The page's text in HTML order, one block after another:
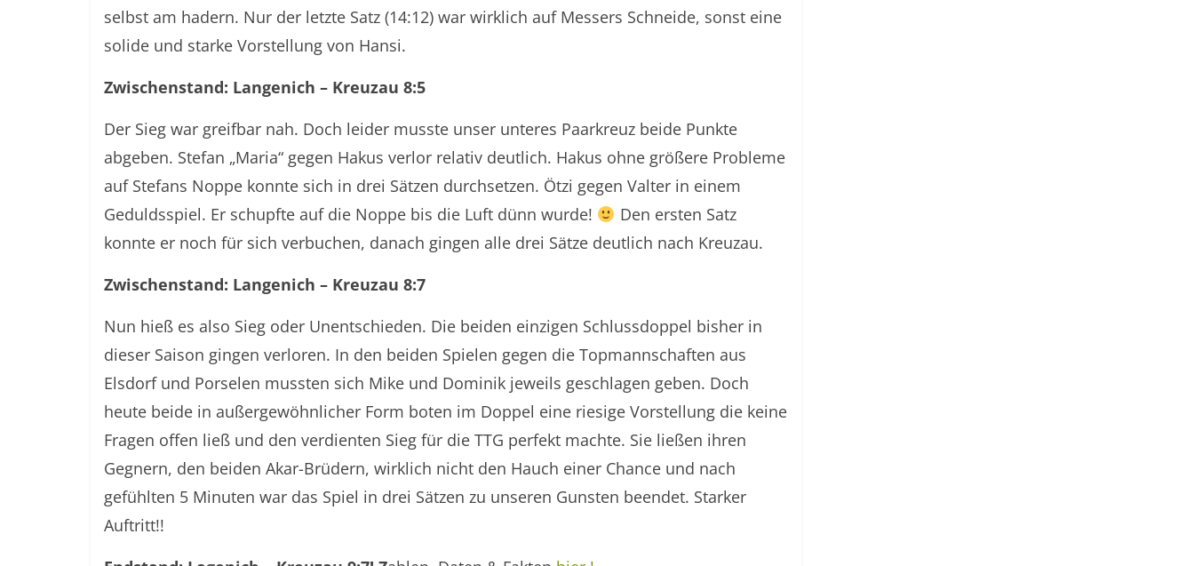
selbst am hadern. Nur der letzte Satz (14:12) war wirklich auf Messers Schneide, sonst eine
solide und starke Vorstellung von Hansi.
Zwischenstand: Langenich – Kreuzau 8:5
Der Sieg war greifbar nah. Doch leider musste unser unteres Paarkreuz beide Punkte
abgeben. Stefan „Maria“ gegen Hakus verlor relativ deutlich. Hakus ohne größere Probleme
auf Stefans Noppe konnte sich in drei Sätzen durchsetzen. Ötzi gegen Valter in einem
Geduldsspiel. Er schupfte auf die Noppe bis die Luft dünn wurde!
Den ersten Satz
konnte er noch für sich verbuchen, danach gingen alle drei Sätze deutlich nach Kreuzau.
Zwischenstand: Langenich – Kreuzau 8:7
Nun hieß es also Sieg oder Unentschieden. Die beiden einzigen Schlussdoppel bisher in
dieser Saison gingen verloren. In den beiden Spielen gegen die Topmannschaften aus
Elsdorf und Porselen mussten sich Mike und Dominik jeweils geschlagen geben. Doch
heute beide in außergewöhnlicher Form boten im Doppel eine riesige Vorstellung die keine
Fragen offen ließ und den verdienten Sieg für die TTG perfekt machte. Sie ließen ihren
Gegnern, den beiden Akar-Brüdern, wirklich nicht den Hauch einer Chance und nach
gefühlten 5 Minuten war das Spiel in drei Sätzen zu unseren Gunsten beendet. Starker
Auftritt!!